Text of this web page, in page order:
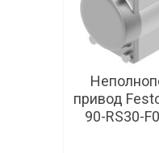
привод
90-RS30-